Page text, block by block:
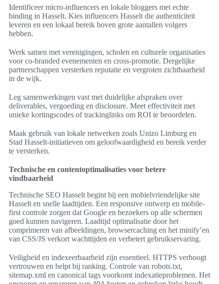
Identificeer micro-influencers en lokale bloggers met echte
binding in Hasselt. Kies influencers Hasselt die authenticiteit
leveren en een lokaal bereik boven grote aantallen volgers
hebben.
Werk samen met verenigingen, scholen en culturele organisaties
voor co-branded evenementen en cross-promotie. Dergelijke
partnerschappen versterken reputatie en vergroten zichtbaarheid
in de wijk.
Leg samenwerkingen vast met duidelijke afspraken over
deliverables, vergoeding en disclosure. Meet effectiviteit met
unieke kortingscodes of trackinglinks om ROI te beoordelen.
Maak gebruik van lokale netwerken zoals Unizo Limburg en
Stad Hasselt-initiatieven om geloofwaardigheid en bereik verder
te versterken.
Technische en contentoptimalisaties voor betere
vindbaarheid
Technische SEO Hasselt begint bij een mobielvriendelijke site
Hasselt en snelle laadtijden. Een responsive ontwerp en mobile-
first controle zorgen dat Google en bezoekers op alle schermen
goed kunnen navigeren. Laadtijd optimalisatie door het
comprimeren van afbeeldingen, browsercaching en het minify’en
van CSS/JS verkort wachttijden en verbetert gebruikservaring.
Veiligheid en indexeerbaarheid zijn essentieel. HTTPS verhoogt
vertrouwen en helpt bij ranking. Controle van robots.txt,
sitemap.xml en canonical tags voorkomt indexatieproblemen. Het